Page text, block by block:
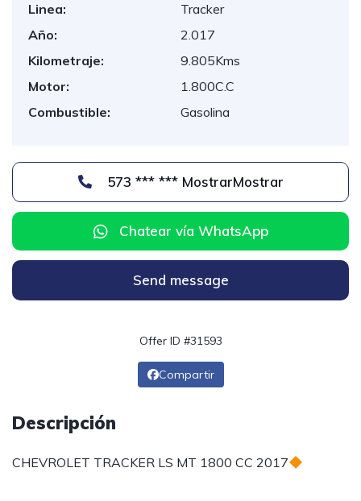
Linea:
Tracker
Año:
2.017
Kilometraje:
9.805Kms
Motor:
1.800C.C
Combustible:
Gasolina
573 *** *** MostrarMostrar
Chatear vía WhatsApp
Send message
Offer ID #31593
Compartir
Descripción
CHEVROLET TRACKER LS MT 1800 CC 2017